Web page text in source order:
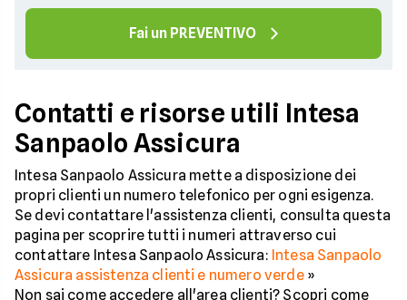
Fai un PREVENTIVO
Contatti e risorse utili Intesa
Sanpaolo Assicura
Intesa Sanpaolo Assicura mette a disposizione dei
propri clienti un numero telefonico per ogni esigenza.
Se devi contattare l'assistenza clienti, consulta questa
pagina per scoprire tutti i numeri attraverso cui
contattare Intesa Sanpaolo Assicura: Intesa Sanpaolo
Assicura assistenza clienti e numero verde»
Non sai come accedere all'area clienti? Scopri come